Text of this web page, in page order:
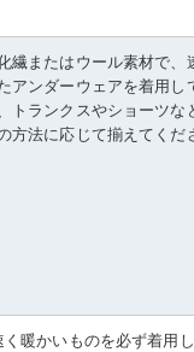
繊またはウール素材で、
アンダーウェアを着用し
トランクスやショーツな
方法に応じて揃えてくだ
く暖かいものを必ず着用